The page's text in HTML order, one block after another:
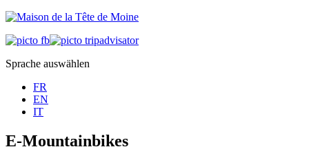
Sprache auswählen
FR
EN
IT
E-Mountainbikes